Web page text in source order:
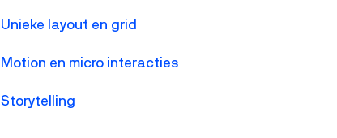
Unieke layout en grid
Motion en micro interacties
Storytelling